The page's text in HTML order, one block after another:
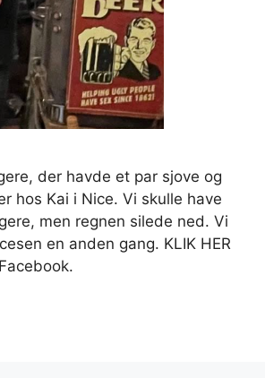
der havde et par sjove og
hos Kai i Nice. Vi skulle have
men regnen silede ned. Vi
en anden gang. KLIK HER